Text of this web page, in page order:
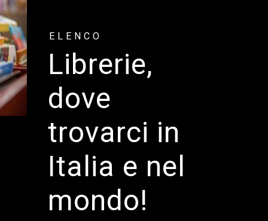
ELENCO
Librerie,
dove
trovarci in
Italia e nel
mondo!